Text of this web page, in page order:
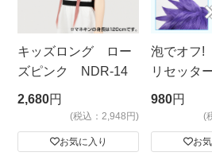
キッズロング ロー
ズピンク NDR-14
2,680円
(税込：2,948円)
お気に入り
泡でオフ!
リセッタ
980円
(
お